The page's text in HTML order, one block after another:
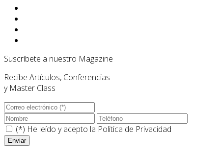
Suscríbete a nuestro Magazine
Recibe Artículos, Conferencias
y Master Class
(*) He leído y acepto la Politica de Privacidad